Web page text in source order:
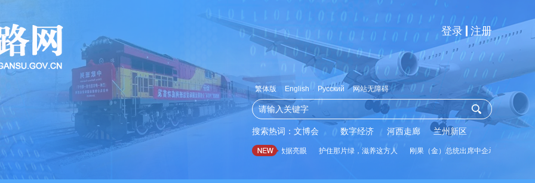
登录 注册
繁体版 English Русский 网站无障碍
搜索热词： 文博会 数字经济 河西走廊 兰州新区
推动经济持续向新向优向好发展 甘肃上半年新质生产力发展数据亮眼 护住那片绿，滋养这方人 刚果（金）总统出席中企承建水厂启用仪